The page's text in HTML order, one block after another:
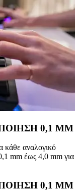
0,1 MM
κάθε αναλογικό
mm έως 4,0 mm για
0,1 MM